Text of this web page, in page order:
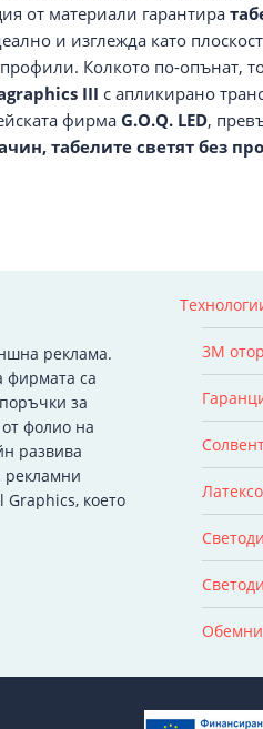
от материали гарантира
и изглежда като
Колкото по-опънат,
III с апликирано
фирма G.O.Q. LED,
табелите светят без
реклама.
фирмата са
за
фолио на
развива
рекламни
което
3M